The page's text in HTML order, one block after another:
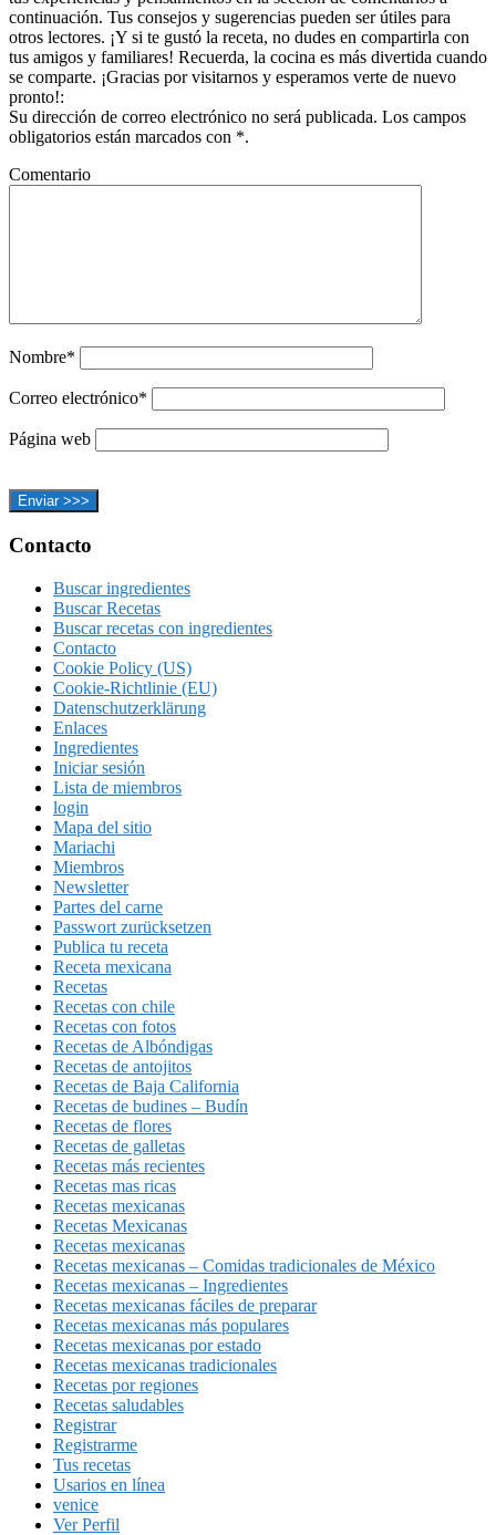
continuación. Tus consejos y sugerencias pueden ser útiles para
otros lectores. ¡Y si te gustó la receta, no dudes en compartirla con
tus amigos y familiares! Recuerda, la cocina es más divertida cuando
se comparte. ¡Gracias por visitarnos y esperamos verte de nuevo
pronto!:
Su dirección de correo electrónico no será publicada. Los campos
obligatorios están marcados con *.
Comentario
Nombre*
Correo electrónico*
Página web
Footer
Contacto
Buscar ingredientes
Buscar Recetas
Buscar recetas con ingredientes
Contacto
Cookie Policy (US)
Cookie-Richtlinie (EU)
Datenschutzerklärung
Enlaces
Ingredientes
Iniciar sesión
Lista de miembros
login
Mapa del sitio
Mariachi
Miembros
Newsletter
Partes del carne
Passwort zurücksetzen
Publica tu receta
Receta mexicana
Recetas
Recetas con chile
Recetas con fotos
Recetas de Albóndigas
Recetas de antojitos
Recetas de Baja California
Recetas de budines – Budín
Recetas de flores
Recetas de galletas
Recetas más recientes
Recetas mas ricas
Recetas mexicanas
Recetas Mexicanas
Recetas mexicanas
Recetas mexicanas – Comidas tradicionales de México
Recetas mexicanas – Ingredientes
Recetas mexicanas fáciles de preparar
Recetas mexicanas más populares
Recetas mexicanas por estado
Recetas mexicanas tradicionales
Recetas por regiones
Recetas saludables
Registrar
Registrarme
Tus recetas
Usarios en línea
venice
Ver Perfil